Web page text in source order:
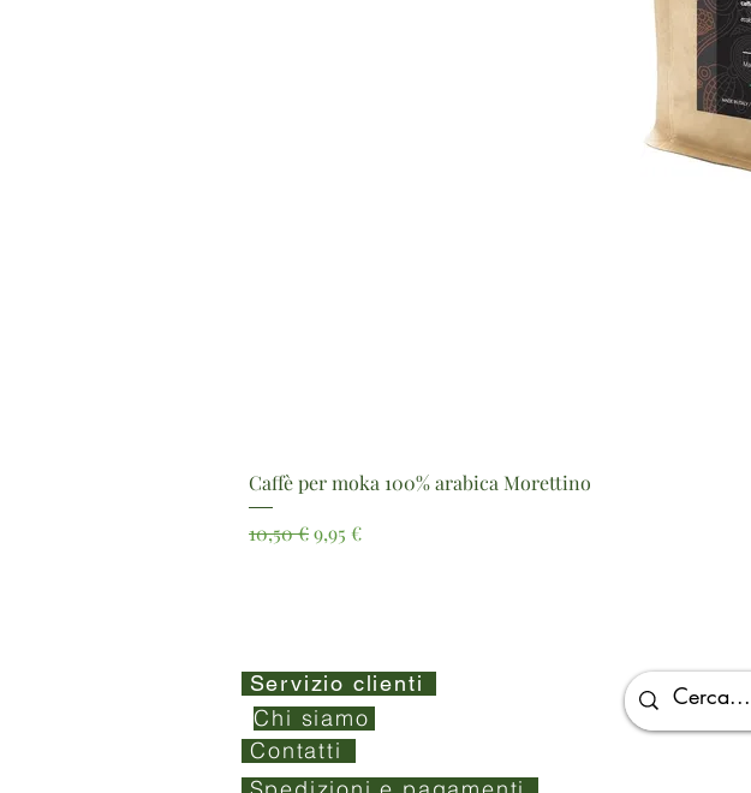
Caffè per moka 100% arabica Morettino
Prezzo regolare
10,50 €Prezzo scontato
9,95 €
Servizio clienti
Chi siamo
Contatti